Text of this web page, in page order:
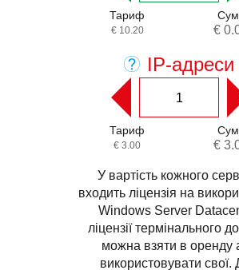
Тариф
€ 10.20 €
IP-адреси
Тариф
€ 3.00 €
У вартість кожного
входить ліцензія на
Windows Server
ліцензії термінального
можна взяти в оренду
використовувати свої.